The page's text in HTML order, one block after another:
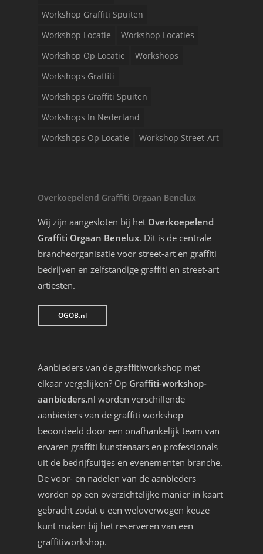
Workshop Graffiti Spuiten
Workshop Locatie
Workshop Locaties
Workshop Op Locatie
Workshops
Workshops Graffiti
Workshops Graffiti Spuiten
Workshops In Nederland
Workshops Op Locatie
Workshop Street-Art
Overkoepelend Graffiti Orgaan Benelux
Wij zijn aangesloten bij het Overkoepelend
Graffiti Orgaan Benelux. Dit is de centrale
brancheorganisatie voor street-art en graffiti
bedrijven en zelfstandige graffiti en street-art
artiesten.
OGOB.nl
Aanbieders van de graffitiworkshop met
elkaar vergelijken? Op Graffiti-workshop-
aanbieders.nl worden verschillende
aanbieders van de graffiti workshop
beoordeeld door een onafhankelijk team van
ervaren graffiti kunstenaars en professionals
uit de bedrijfsuitjes en evenementen branche.
De voor- en nadelen van de aanbieders
worden op een overzichtelijke manier in kaart
gebracht zodat u een weloverwogen keuze
kunt maken bij het reserveren van een
graffitiworkshop.